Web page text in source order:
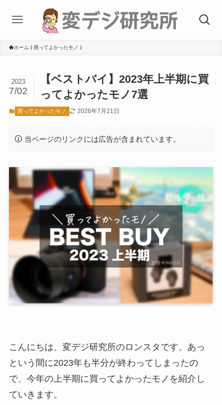
ホーム 買ってよかったモノ
【ベストバイ】2023年上半期に買
ってよかったモノ7選
2023
7/02
買ってよかったモノ 2026年7月21日
当ページのリンクには広告が含まれています。
こんにちは、変デジ研究所のロンスタです。あっ
という間に2023年も半分が終わってしまったの
で、今年の上半期に買ってよかったモノを紹介し
ていきます。